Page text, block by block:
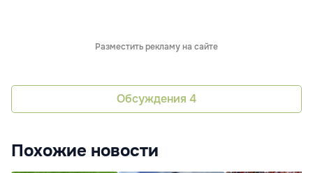
Разместить рекламу на сайте
Обсуждения 4
Похожие новости